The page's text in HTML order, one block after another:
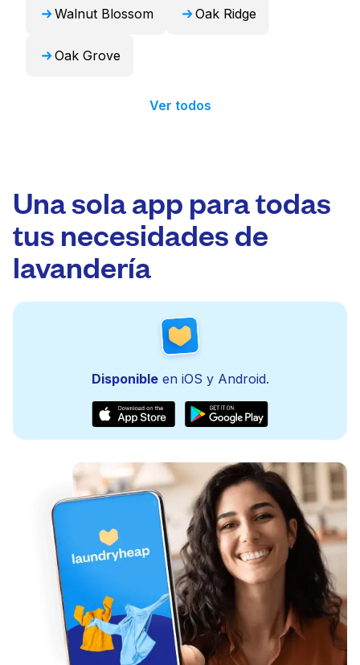
Walnut Blossom Oak Ridge
Oak Grove
Ver todos
Una sola app para todas
tus necesidades de
lavandería
Disponibleen iOS y Android.